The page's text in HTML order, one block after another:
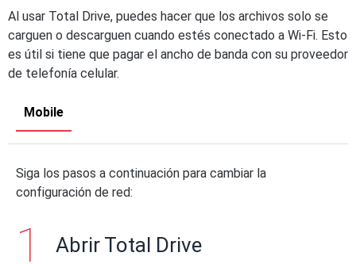
Al usar Total Drive, puedes hacer que los archivos solo se
carguen o descarguen cuando estés conectado a Wi-Fi. Esto
es útil si tiene que pagar el ancho de banda con su proveedor
de telefonía celular.
Mobile
Siga los pasos a continuación para cambiar la
configuración de red:
Abrir Total Drive